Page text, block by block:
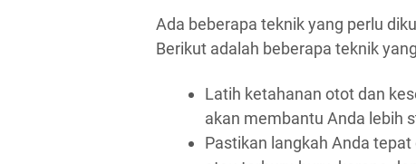
Ada beberapa teknik yang perlu
Berikut adalah beberapa teknik
Latih ketahanan otot dan
akan membantu Anda lebih
Pastikan langkah Anda